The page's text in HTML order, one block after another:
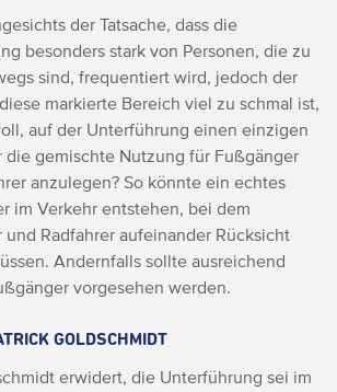
der Tatsache, dass die
besonders stark von Personen, die zu
sind, frequentiert wird, jedoch der
markierte Bereich viel zu schmal ist,
auf der Unterführung einen einzigen
die gemischte Nutzung für Fußgänger
anzulegen? So könnte ein echtes
im Verkehr entstehen, bei dem
und Radfahrer aufeinander Rücksicht
Andernfalls sollte ausreichend
vorgesehen werden.
GOLDSCHMIDT
erwidert, die Unterführung sei im